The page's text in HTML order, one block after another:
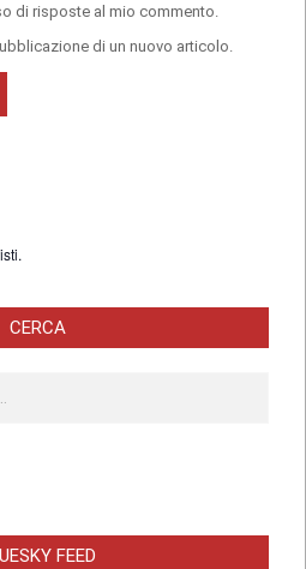
di risposte al mio commento.
di un nuovo articolo.
CERCA
FEED